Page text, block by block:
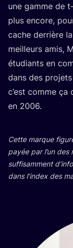
une gamme de
plus encore,
cache der­rière
meilleurs amis,
étu­diants en
dans des
c’est comme ça
en 2006.
Cette marque
payée par l’un
suf­fi­sam­ment
dans l’in­dex des